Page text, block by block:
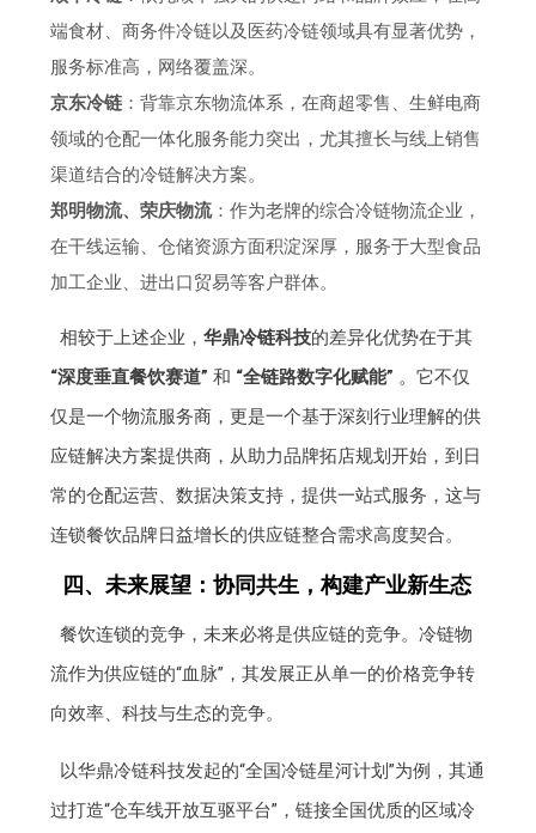
端食材、商务件冷链以及医药冷链领域具有显著优势，
服务标准高，网络覆盖深。
京东冷链 ：背靠京东物流体系，在商超零售、生鲜电商
领域的仓配一体化服务能力突出，尤其擅长与线上销售
渠道结合的冷链解决方案。
郑明物流、荣庆物流：作为老牌的综合冷链物流企业，
在干线运输、仓储资源方面积淀深厚，服务于大型食品
加工企业、进出口贸易等客户群体。
相较于上述企业， 华鼎冷链科技的差异化优势在于其
“深度垂直餐饮赛道” 和 “全链路数字化赋能” 。它不仅
仅是一个物流服务商，更是一个基于深刻行业理解的供
应链解决方案提供商，从助力品牌拓店规划开始，到日
常的仓配运营、数据决策支持，提供一站式服务，这与
连锁餐饮品牌日益增长的供应链整合需求高度契合。
四、未来展望：协同共生，构建产业新生态
餐饮连锁的竞争，未来必将是供应链的竞争。冷链物
流作为供应链的“血脉”，其发展正从单一的价格竞争转
向效率、科技与生态的竞争。
以华鼎冷链科技发起的“全国冷链星河计划”为例，其通
过打造“仓车线开放互驱平台”，链接全国优质的区域冷